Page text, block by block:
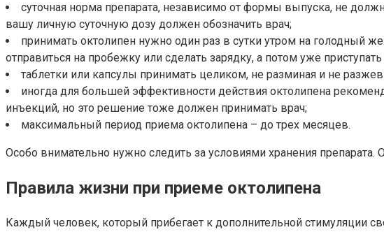
суточная норма препарата, независимо от формы выпуска, не
вашу личную суточную дозу должен обозначить врач;
принимать октолипен нужно один раз в сутки утром на голодный
отправиться на пробежку или сделать зарядку, а потом уже
таблетки или капсулы принимать целиком, не разминая и не
иногда для большей эффективности действия октолипена
инъекций, но это решение тоже должен принимать врач;
максимальный период приема октолипена – до трех месяцев.
Особо внимательно нужно следить за условиями хранения
Правила жизни при приеме октолипена
Каждый человек, который прибегает к дополнительной стимуляции